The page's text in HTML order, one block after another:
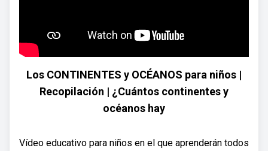
Los CONTINENTES y OCÉANOS para niños |
Recopilación | ¿Cuántos continentes y
océanos hay
Vídeo educativo para niños en el que aprenderán todos